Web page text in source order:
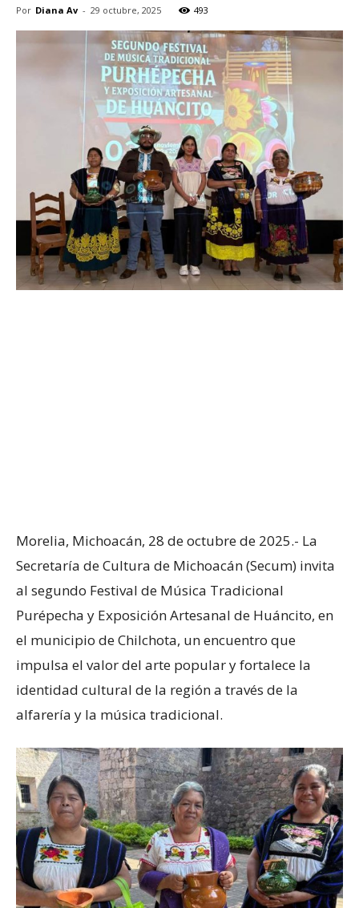
Por Diana Av - 29 octubre, 2025 493
Morelia, Michoacán, 28 de octubre de 2025.- La
Secretaría de Cultura de Michoacán (Secum) invita
al segundo Festival de Música Tradicional
Purépecha y Exposición Artesanal de Huáncito, en
el municipio de Chilchota, un encuentro que
impulsa el valor del arte popular y fortalece la
identidad cultural de la región a través de la
alfarería y la música tradicional.